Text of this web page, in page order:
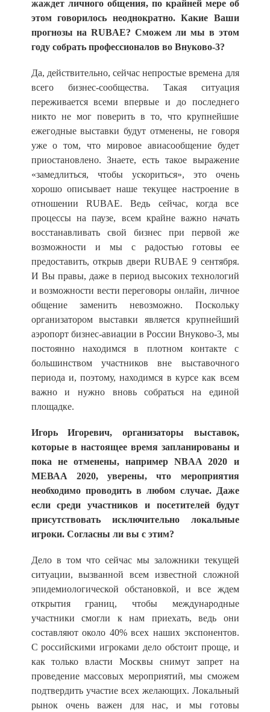
жаждет личного общения, по крайней мере об
этом говорилось неоднократно. Какие Ваши
прогнозы на RUBAE? Сможем ли мы в этом
году собрать профессионалов во Внуково-3?
Да, действительно, сейчас непростые времена для
всего бизнес-сообщества. Такая ситуация
переживается всеми впервые и до последнего
никто не мог поверить в то, что крупнейшие
ежегодные выставки будут отменены, не говоря
уже о том, что мировое авиасообщение будет
приостановлено. Знаете, есть такое выражение
«замедлиться, чтобы ускориться», это очень
хорошо описывает наше текущее настроение в
отношении RUBAE. Ведь сейчас, когда все
процессы на паузе, всем крайне важно начать
восстанавливать свой бизнес при первой же
возможности и мы с радостью готовы ее
предоставить, открыв двери RUBAE 9 сентября.
И Вы правы, даже в период высоких технологий
и возможности вести переговоры онлайн, личное
общение заменить невозможно. Поскольку
организатором выставки является крупнейший
аэропорт бизнес-авиации в России Внуково-3, мы
постоянно находимся в плотном контакте с
большинством участников вне выставочного
периода и, поэтому, находимся в курсе как всем
важно и нужно вновь собраться на единой
площадке.
Игорь Игоревич, организаторы выставок,
которые в настоящее время запланированы и
пока не отменены, например NBAA 2020 и
МЕВАА 2020, уверены, что мероприятия
необходимо проводить в любом случае. Даже
если среди участников и посетителей будут
присутствовать исключительно локальные
игроки. Согласны ли вы с этим?
Дело в том что сейчас мы заложники текущей
ситуации, вызванной всем известной сложной
эпидемиологической обстановкой, и все ждем
открытия границ, чтобы международные
участники смогли к нам приехать, ведь они
составляют около 40% всех наших экспонентов.
С российскими игроками дело обстоит проще, и
как только власти Москвы снимут запрет на
проведение массовых мероприятий, мы сможем
подтвердить участие всех желающих. Локальный
рынок очень важен для нас, и мы готовы